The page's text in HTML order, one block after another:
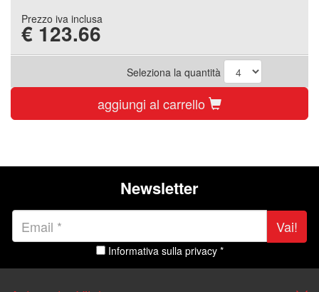
Prezzo iva inclusa
€ 123.66
Seleziona la quantità
aggiungi al carrello
Newsletter
Vai!
Informativa sulla privacy *